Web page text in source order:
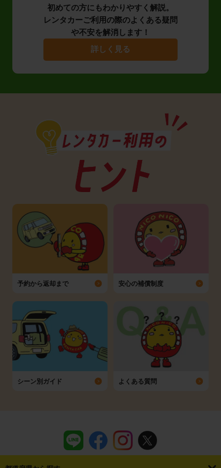
初めての方にもわかりやすく解説。
レンタカーご利用の際のよくある疑問
や不安を解消します！
詳しく見る
予約から返却まで 安心の補償制度
シーン別ガイド よくある質問